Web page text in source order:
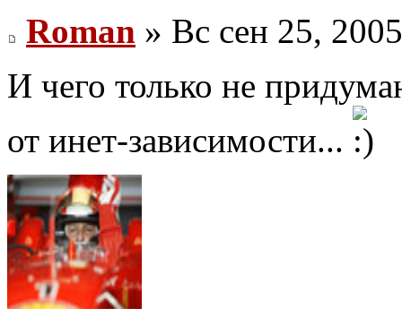
Roman » Вс сен 25,
И чего только не
от инет-зависимости...